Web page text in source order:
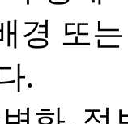
경 또
.